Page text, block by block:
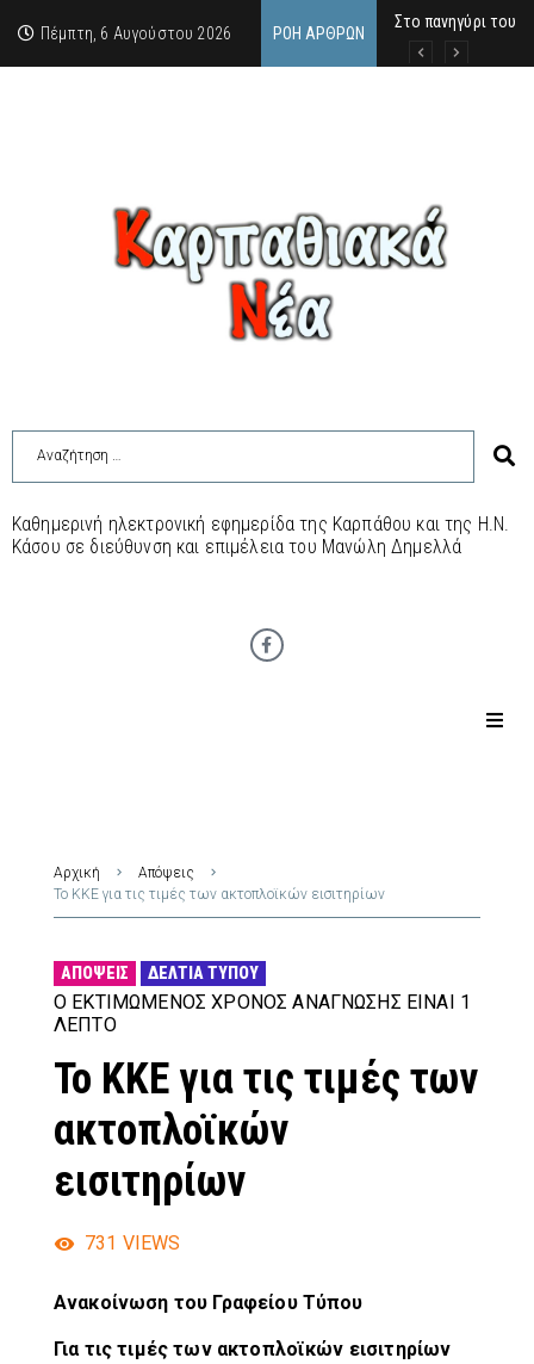
Πέμπτη, 6 Αυγούστου 2026 ΡΟΉ ΆΡΘΡΩΝ
Στο πανηγύρι του
ΣΥΝΑΥΛΙΑ ΜΑΡΙΟΥ
Το κραγιόν μάς
Καθημερινή ηλεκτρονική εφημερίδα της Καρπάθου και της Η.Ν.
Κάσου σε διεύθυνση και επιμέλεια του Μανώλη Δημελλά
Αρχική
Απόψεις
Το ΚΚΕ για τις τιμές των ακτοπλοϊκών εισιτηρίων
ΑΠΌΨΕΙΣ ΔΕΛΤΊΑ ΤΎΠΟΥ
Ο ΕΚΤΙΜΏΜΕΝΟΣ ΧΡΌΝΟΣ ΑΝΆΓΝΩΣΗΣ ΕΊΝΑΙ 1
ΛΕΠΤΌ
Το ΚΚΕ για τις τιμές των
ακτοπλοϊκών
εισιτηρίων
731 VIEWS
Ανακοίνωση του Γραφείου Τύπου
Για τις τιμές των ακτοπλοϊκών εισιτηρίων